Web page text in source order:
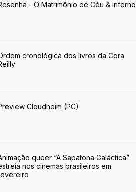
- O Matrimônio de Céu & Inferno
cronológica dos livros da Cora
Cloudheim (PC)
queer “A Sapatona Galáctica”
nos cinemas brasileiros em